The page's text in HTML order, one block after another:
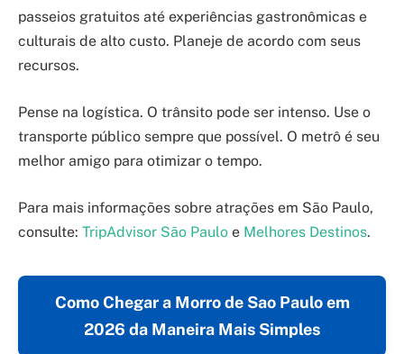
passeios gratuitos até experiências gastronômicas e
culturais de alto custo. Planeje de acordo com seus
recursos.
Pense na logística. O trânsito pode ser intenso. Use o
transporte público sempre que possível. O metrô é seu
melhor amigo para otimizar o tempo.
Para mais informações sobre atrações em São Paulo,
consulte: TripAdvisor São Paulo e Melhores Destinos.
Como Chegar a Morro de Sao Paulo em
2026 da Maneira Mais Simples